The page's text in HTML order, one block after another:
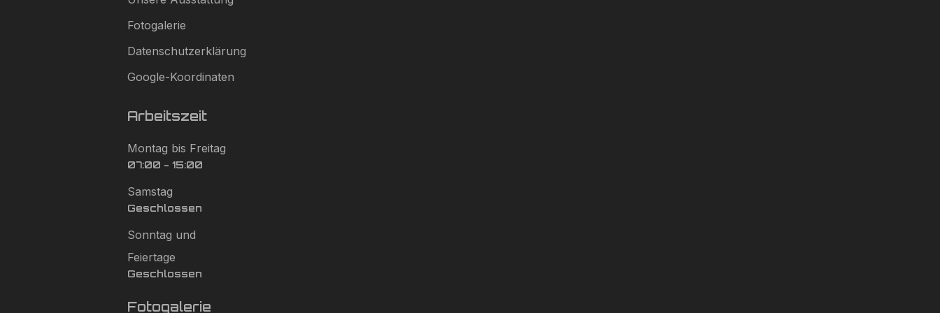
Fotogalerie
Datenschutzerklärung
Google-Koordinaten
Arbeitszeit
Montag bis Freitag
07:00 - 15:00
Samstag
Geschlossen
Sonntag und
Feiertage
Geschlossen
Fotogalerie